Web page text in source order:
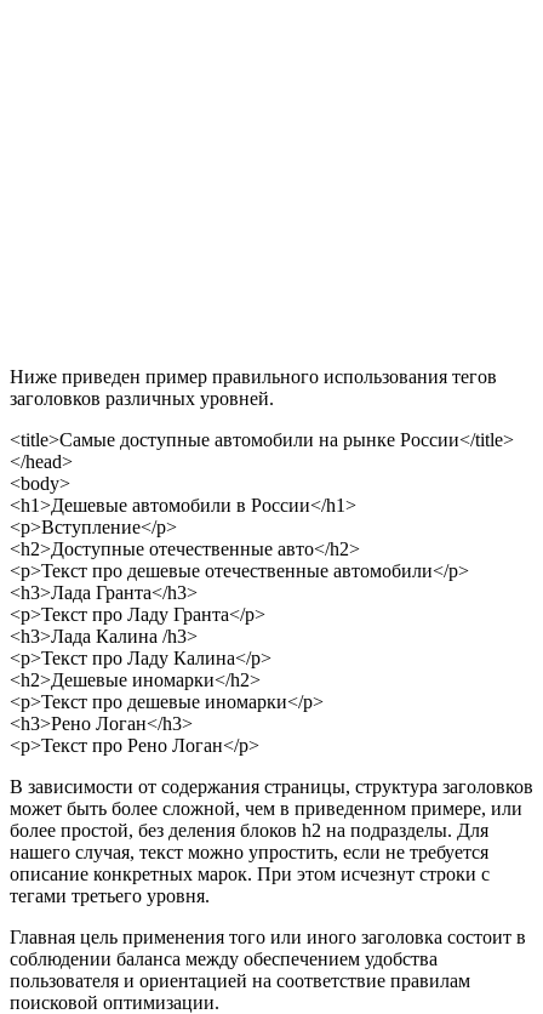
Ниже приведен пример правильного использования тегов
заголовков различных уровней.
<title>Самые доступные автомобили на рынке России</title>
</head>
<body>
<h1>Дешевые автомобили в России</h1>
<p>Вступление</p>
<h2>Доступные отечественные авто</h2>
<p>Текст про дешевые отечественные автомобили</p>
<h3>Лада Гранта</h3>
<p>Текст про Ладу Гранта</p>
<h3>Лада Калина /h3>
<p>Текст про Ладу Калина</p>
<h2>Дешевые иномарки</h2>
<p>Текст про дешевые иномарки</p>
<h3>Рено Логан</h3>
<p>Текст про Рено Логан</p>
В зависимости от содержания страницы, структура заголовков
может быть более сложной, чем в приведенном примере, или
более простой, без деления блоков h2 на подразделы. Для
нашего случая, текст можно упростить, если не требуется
описание конкретных марок. При этом исчезнут строки с
тегами третьего уровня.
Главная цель применения того или иного заголовка состоит в
соблюдении баланса между обеспечением удобства
пользователя и ориентацией на соответствие правилам
поисковой оптимизации.